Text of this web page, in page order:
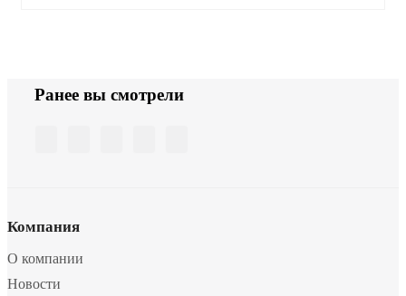
Ранее вы смотрели
Компания
О компании
Новости